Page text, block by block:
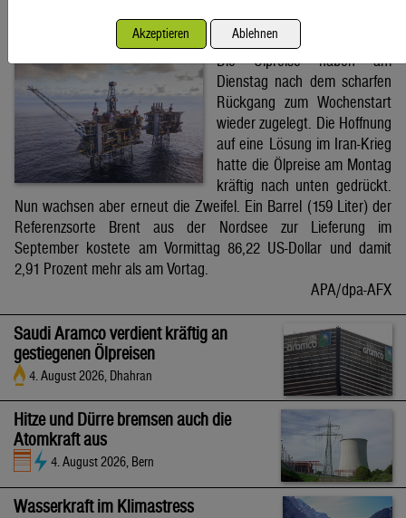
Brent-Ölpreis steigt auf 86,22 US-Dollar
4. August 2026, Wien
Die Ölpreise haben am
Dienstag nach dem scharfen
Rückgang zum Wochenstart
wieder zugelegt. Die Hoffnung
auf eine Lösung im Iran-Krieg
hatte die Ölpreise am Montag
kräftig nach unten gedrückt.
Nun wachsen aber erneut die Zweifel. Ein Barrel (159 Liter) der
Referenzsorte Brent aus der Nordsee zur Lieferung im
September kostete am Vormittag 86,22 US-Dollar und damit
2,91 Prozent mehr als am Vortag.
APA/dpa-AFX
Saudi Aramco verdient kräftig an
gestiegenen Ölpreisen
4. August 2026, Dhahran
Hitze und Dürre bremsen auch die
Atomkraft aus
4. August 2026, Bern
Wasserkraft im Klimastress
Akzeptieren Ablehnen